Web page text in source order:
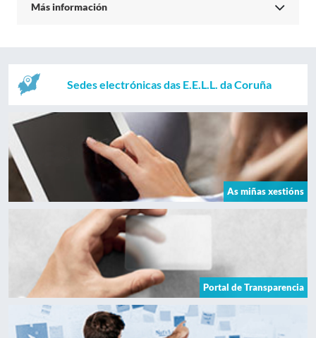
Más información
Sedes electrónicas das E.E.L.L. da Coruña
As miñas xestións
Portal de Transparencia